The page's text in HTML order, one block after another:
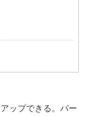
ップできる。パー